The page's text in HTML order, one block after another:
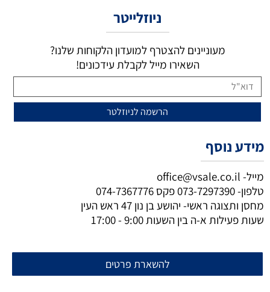
ניוזלייטר
מעוניינים להצטרף למועדון הלקוחות שלנו?
השאירו מייל לקבלת עידכונים!
מידע נוסף
מייל- office@vsale.co.il
טלפון-073-7297390פקס 074-7367776
מחסן ותצוגה ראשי- יהושע בן נון 47 ראש העין
שעות פעילות א-ה בין השעות 9:00 - 17:00
להשארת פרטים